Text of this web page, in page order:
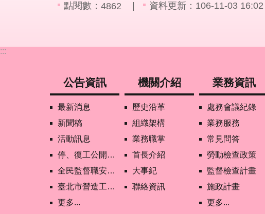
點閱數： 4862 資料更新：106-11-03 16:02
:::
公告資訊
最新消息
新聞稿
活動訊息
停、復工公開資訊查詢
全民監督職安地圖
臺北市營造工地自主管理稽核施行專區及聯盟定期會議相關資料
更多...
機關介紹
歷史沿革
組織架構
業務職掌
首長介紹
大事紀
聯絡資訊
業務資訊
處務會議紀錄
業務服務
常見問答
勞動檢查政策
監督檢查計畫
施政計畫
更多...